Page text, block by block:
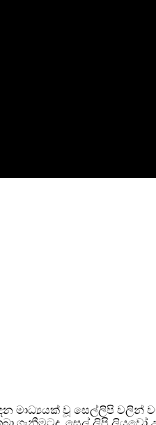
මාධ්‍යයක් වූ සෙල්ලිපි
ගැනීමටද සෙල් ලිපි ලියූවෝ